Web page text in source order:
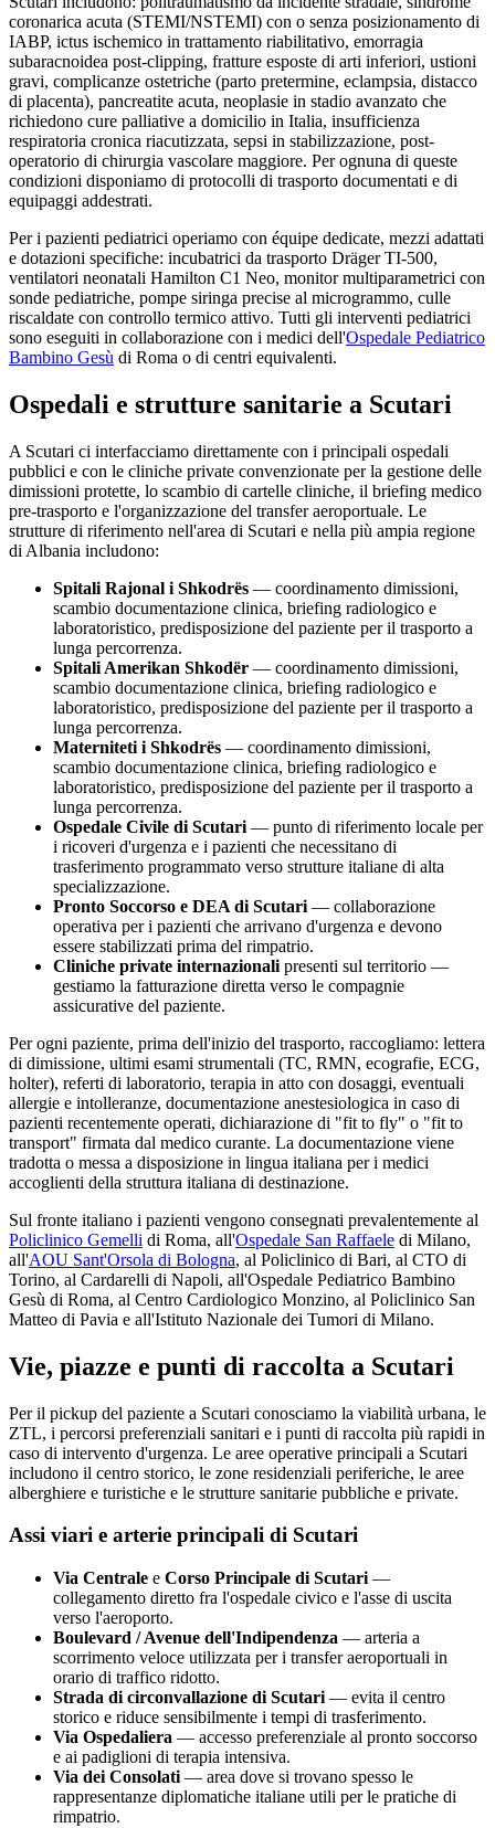
coronarica acuta (STEMI/NSTEMI) con o senza posizionamento di
IABP, ictus ischemico in trattamento riabilitativo, emorragia
subaracnoidea post-clipping, fratture esposte di arti inferiori, ustioni
gravi, complicanze ostetriche (parto pretermine, eclampsia, distacco
di placenta), pancreatite acuta, neoplasie in stadio avanzato che
richiedono cure palliative a domicilio in Italia, insufficienza
respiratoria cronica riacutizzata, sepsi in stabilizzazione, post-
operatorio di chirurgia vascolare maggiore. Per ognuna di queste
condizioni disponiamo di protocolli di trasporto documentati e di
equipaggi addestrati.
Per i pazienti pediatrici operiamo con équipe dedicate, mezzi adattati
e dotazioni specifiche: incubatrici da trasporto Dräger TI-500,
ventilatori neonatali Hamilton C1 Neo, monitor multiparametrici con
sonde pediatriche, pompe siringa precise al microgrammo, culle
riscaldate con controllo termico attivo. Tutti gli interventi pediatrici
sono eseguiti in collaborazione con i medici dell'Ospedale Pediatrico
Bambino Gesù di Roma o di centri equivalenti.
Ospedali e strutture sanitarie a Scutari
A Scutari ci interfacciamo direttamente con i principali ospedali
pubblici e con le cliniche private convenzionate per la gestione delle
dimissioni protette, lo scambio di cartelle cliniche, il briefing medico
pre-trasporto e l'organizzazione del transfer aeroportuale. Le
strutture di riferimento nell'area di Scutari e nella più ampia regione
di Albania includono:
Spitali Rajonal i Shkodrës — coordinamento dimissioni,
scambio documentazione clinica, briefing radiologico e
laboratoristico, predisposizione del paziente per il trasporto a
lunga percorrenza.
Spitali Amerikan Shkodër — coordinamento dimissioni,
scambio documentazione clinica, briefing radiologico e
laboratoristico, predisposizione del paziente per il trasporto a
lunga percorrenza.
Materniteti i Shkodrës — coordinamento dimissioni,
scambio documentazione clinica, briefing radiologico e
laboratoristico, predisposizione del paziente per il trasporto a
lunga percorrenza.
Ospedale Civile di Scutari — punto di riferimento locale per
i ricoveri d'urgenza e i pazienti che necessitano di
trasferimento programmato verso strutture italiane di alta
specializzazione.
Pronto Soccorso e DEA di Scutari — collaborazione
operativa per i pazienti che arrivano d'urgenza e devono
essere stabilizzati prima del rimpatrio.
Cliniche private internazionali presenti sul territorio —
gestiamo la fatturazione diretta verso le compagnie
assicurative del paziente.
Per ogni paziente, prima dell'inizio del trasporto, raccogliamo: lettera
di dimissione, ultimi esami strumentali (TC, RMN, ecografie, ECG,
holter), referti di laboratorio, terapia in atto con dosaggi, eventuali
allergie e intolleranze, documentazione anestesiologica in caso di
pazienti recentemente operati, dichiarazione di "fit to fly" o "fit to
transport" firmata dal medico curante. La documentazione viene
tradotta o messa a disposizione in lingua italiana per i medici
accoglienti della struttura italiana di destinazione.
Sul fronte italiano i pazienti vengono consegnati prevalentemente al
Policlinico Gemelli di Roma, all'Ospedale San Raffaele di Milano,
all'AOU Sant'Orsola di Bologna, al Policlinico di Bari, al CTO di
Torino, al Cardarelli di Napoli, all'Ospedale Pediatrico Bambino
Gesù di Roma, al Centro Cardiologico Monzino, al Policlinico San
Matteo di Pavia e all'Istituto Nazionale dei Tumori di Milano.
Vie, piazze e punti di raccolta a Scutari
Per il pickup del paziente a Scutari conosciamo la viabilità urbana, le
ZTL, i percorsi preferenziali sanitari e i punti di raccolta più rapidi in
caso di intervento d'urgenza. Le aree operative principali a Scutari
includono il centro storico, le zone residenziali periferiche, le aree
alberghiere e turistiche e le strutture sanitarie pubbliche e private.
Assi viari e arterie principali di Scutari
Via Centrale e Corso Principale di Scutari —
collegamento diretto fra l'ospedale civico e l'asse di uscita
verso l'aeroporto.
Boulevard / Avenue dell'Indipendenza — arteria a
scorrimento veloce utilizzata per i transfer aeroportuali in
orario di traffico ridotto.
Strada di circonvallazione di Scutari — evita il centro
storico e riduce sensibilmente i tempi di trasferimento.
Via Ospedaliera — accesso preferenziale al pronto soccorso
e ai padiglioni di terapia intensiva.
Via dei Consolati — area dove si trovano spesso le
rappresentanze diplomatiche italiane utili per le pratiche di
rimpatrio.